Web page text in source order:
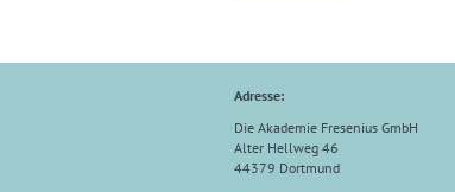
Adresse:
Die Akademie Fresenius GmbH
Alter Hellweg 46
44379 Dortmund